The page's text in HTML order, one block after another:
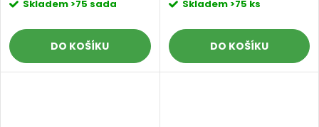
Skladem >75 sada
DO KOŠÍKU
Skladem >75 ks
DO KOŠÍKU